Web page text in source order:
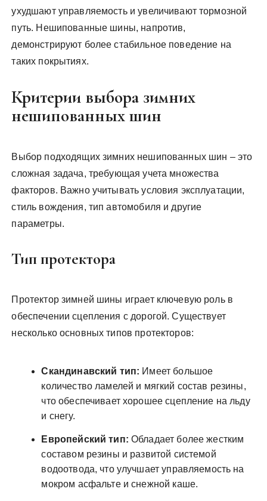
ухудшают управляемость и увеличивают тормозной
путь. Нешипованные шины, напротив,
демонстрируют более стабильное поведение на
таких покрытиях.
Критерии выбора зимних
нешипованных шин
Выбор подходящих зимних нешипованных шин – это
сложная задача, требующая учета множества
факторов. Важно учитывать условия эксплуатации,
стиль вождения, тип автомобиля и другие
параметры.
Тип протектора
Протектор зимней шины играет ключевую роль в
обеспечении сцепления с дорогой. Существует
несколько основных типов протекторов:
Скандинавский тип: Имеет большое
количество ламелей и мягкий состав резины,
что обеспечивает хорошее сцепление на льду
и снегу.
Европейский тип: Обладает более жестким
составом резины и развитой системой
водоотвода, что улучшает управляемость на
мокром асфальте и снежной каше.